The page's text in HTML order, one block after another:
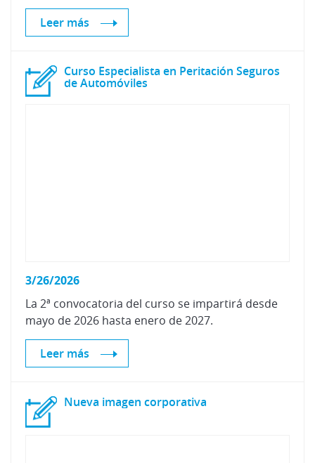
Leer más
Curso Especialista en Peritación Seguros
de Automóviles
3/26/2026
La 2ª convocatoria del curso se impartirá desde
mayo de2026 hasta enero de2027.
Leer más
Nueva imagen corporativa